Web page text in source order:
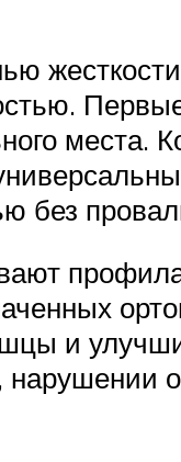
места.
без
и
нарушении